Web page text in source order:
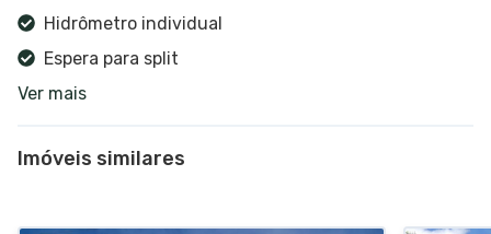
Hidrômetro individual
Espera para split
Portão eletrônico
Salão de festas
Ver mais
Imóveis similares